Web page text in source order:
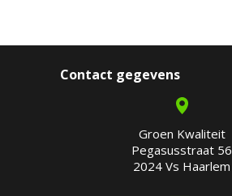
Contact gegevens
Groen Kwaliteit
Pegasusstraat 56
2024 Vs Haarlem